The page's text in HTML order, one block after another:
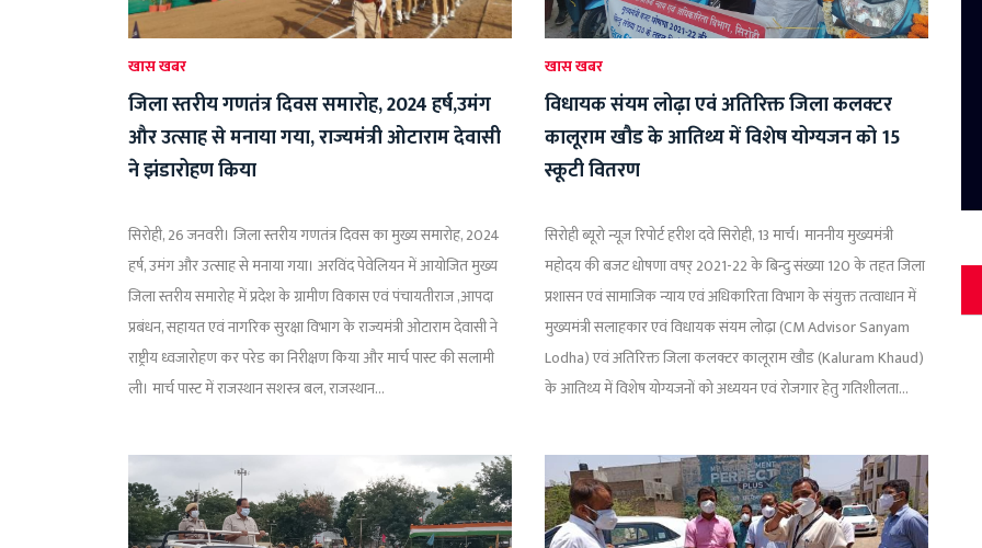
खास खबर
जिला स्तरीय गणतंत्र दिवस समारोह, 2024 हर्ष,उमंग
और उत्साह से मनाया गया, राज्यमंत्री ओटाराम देवासी
ने झंडारोहण किया
सिरोही, 26 जनवरी। जिला स्तरीय गणतंत्र दिवस का मुख्य समारोह, 2024
हर्ष, उमंग और उत्साह से मनाया गया। अरविंद पेवेलियन में आयोजित मुख्य
जिला स्तरीय समारोह में प्रदेश के ग्रामीण विकास एवं पंचायतीराज ,आपदा
प्रबंधन, सहायत एवं नागरिक सुरक्षा विभाग के राज्यमंत्री ओटाराम देवासी ने
राष्ट्रीय ध्वजारोहण कर परेड का निरीक्षण किया और मार्च पास्ट की सलामी
ली। मार्च पास्ट में राजस्थान सशस्त्र बल, राजस्थान...
खास खबर
विधायक संयम लोढ़ा एवं अतिरिक्त जिला कलक्टर
कालूराम खौड के आतिथ्य में विशेष योग्यजन को 15
स्कूटी वितरण
सिरोही ब्यूरो न्यूज़ रिपोर्ट हरीश दवे सिरोही, 13 मार्च। माननीय मुख्यमंत्री
महोदय की बजट धोषणा वषर् 2021-22 के बिन्दु संख्या 120 के तहत जिला
प्रशासन एवं सामाजिक न्याय एवं अधिकारिता विभाग के संयुक्त तत्वाधान में
मुख्यमंत्री सलाहकार एवं विधायक संयम लोढ़ा (CM Advisor Sanyam
Lodha) एवं अतिरिक्त जिला कलक्टर कालूराम खौड (Kaluram Khaud)
के आतिथ्य में विशेष योग्यजनों को अध्ययन एवं रोजगार हेतु गतिशीलता...